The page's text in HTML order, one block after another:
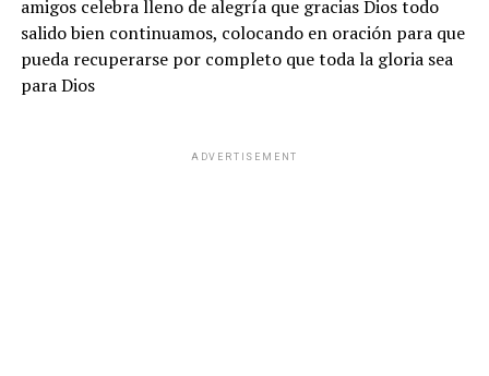
amigos celebra lleno de alegría que gracias Dios todo
salido bien continuamos, colocando en oración para que
pueda recuperarse por completo que toda la gloria sea
para Dios
ADVERTISEMENT